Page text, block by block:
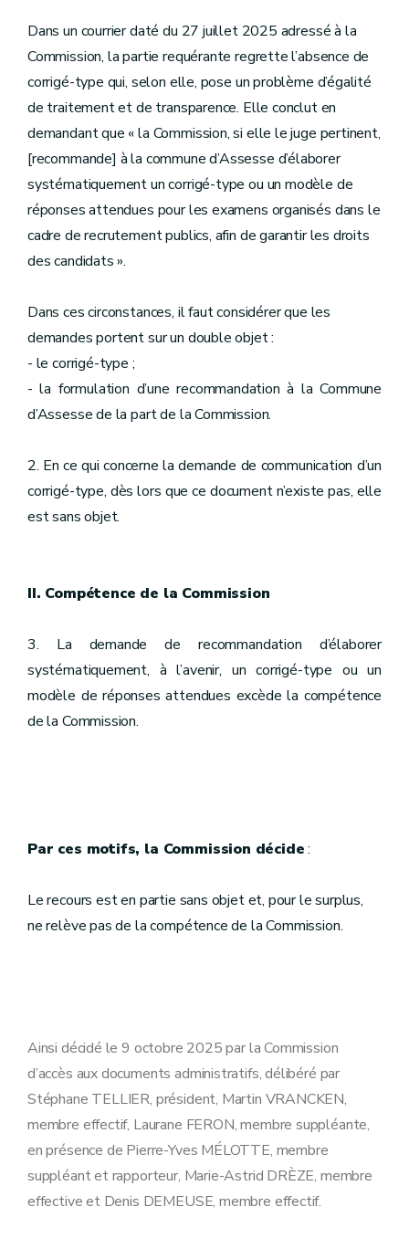
Dans un courrier daté du 27 juillet 2025 adressé à la
Commission, la partie requérante regrette l’absence de
corrigé-type qui, selon elle, pose un problème d’égalité
de traitement et de transparence. Elle conclut en
demandant que « la Commission, si elle le juge pertinent,
[recommande] à la commune d’Assesse d’élaborer
systématiquement un corrigé-type ou un modèle de
réponses attendues pour les examens organisés dans le
cadre de recrutement publics, afin de garantir les droits
des candidats ».
Dans ces circonstances, il faut considérer que les
demandes portent sur un double objet :
- le corrigé-type ;
- la formulation d’une recommandation à la Commune
d’Assesse de la part de la Commission.
2. En ce qui concerne la demande de communication d’un
corrigé-type, dès lors que ce document n’existe pas, elle
est sans objet.
II. Compétence de la Commission
3. La demande de recommandation d’élaborer
systématiquement, à l’avenir, un corrigé-type ou un
modèle de réponses attendues excède la compétence
de la Commission.
Par ces motifs, la Commission décide:
Le recours est en partie sans objet et, pour le surplus,
ne relève pas de la compétence de la Commission.
Ainsi décidé le 9 octobre 2025 par la Commission
d’accès aux documents administratifs, délibéré par
Stéphane TELLIER, président, Martin VRANCKEN,
membre effectif, Laurane FERON, membre suppléante,
en présence de Pierre-Yves MÉLOTTE, membre
suppléant et rapporteur, Marie-Astrid DRÈZE, membre
effective et Denis DEMEUSE, membre effectif.